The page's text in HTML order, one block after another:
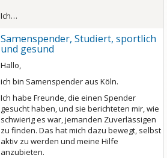
Ich…
Samenspender, Studiert, sportlich
und gesund
Hallo,
ich bin Samenspender aus Köln.
Ich habe Freunde, die einen Spender
gesucht haben, und sie berichteten mir, wie
schwierig es war, jemanden Zuverlässigen
zu finden. Das hat mich dazu bewegt, selbst
aktiv zu werden und meine Hilfe
anzubieten.